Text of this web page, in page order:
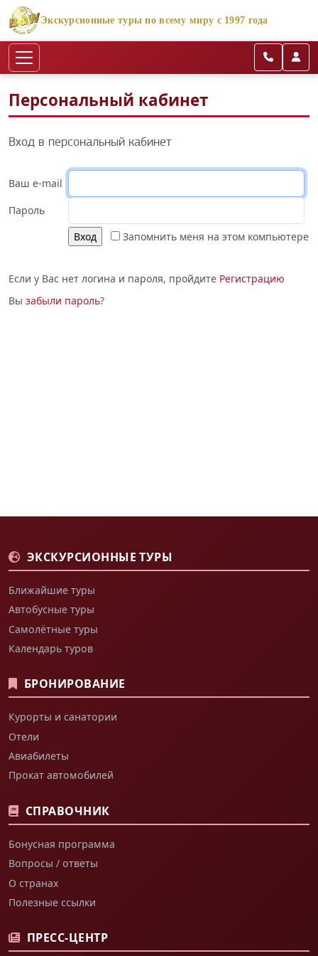
Экскурсионные туры по всему миру с 1997 года
Персональный кабинет
Вход в персональный кабинет
Ваш e-mail
Пароль
Запомнить меня на этом компьютере
Если у Вас нет логина и пароля, пройдите Регистрацию
Вы забыли пароль?
ЭКСКУРСИОННЫЕ ТУРЫ
Ближайшие туры
Автобусные туры
Самолётные туры
Календарь туров
БРОНИРОВАНИЕ
Курорты и санатории
Отели
Авиабилеты
Прокат автомобилей
СПРАВОЧНИК
Бонусная программа
Вопросы / ответы
О странах
Полезные ссылки
ПРЕСС-ЦЕНТР